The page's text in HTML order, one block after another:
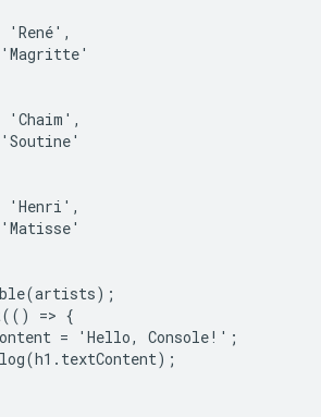
=> {
= 'Hello, Console!';